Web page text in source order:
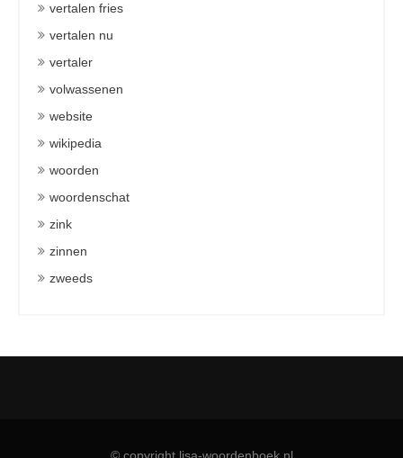
vertalen fries
vertalen nu
vertaler
volwassenen
website
wikipedia
woorden
woordenschat
zink
zinnen
zweeds